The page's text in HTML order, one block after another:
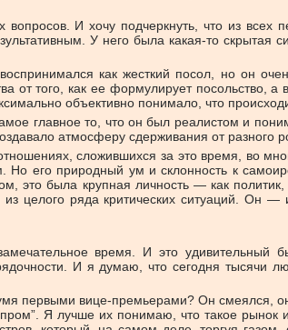
И хочу подчеркнуть, что из всех
У него была какая-то скрытая
как жесткий посол, но он
от того, как ее формулирует
объективно понимало, что
главное то, что он был реалистом и
атмосферу сдерживания от разного
сложившихся за это время, во
его природный ум и склонность к
была крупная личность — как политик,
целого ряда критических ситуаций. Он
время. И это удивительный
И я думаю, что сегодня тысячи
первыми вице-премьерами? Он смеялся,
Я лучше их понимаю, что такое рынок